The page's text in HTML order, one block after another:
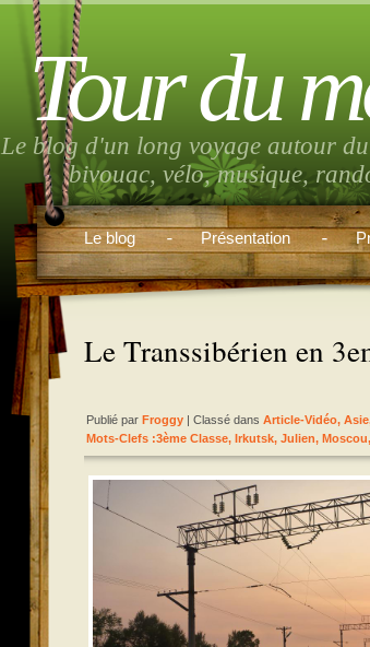
Tour du
Le blog d'un long voyage autour
bivouac, vélo, musique,
Le blog Présentation
Le Transsibérien en
Publié par Froggy | Classé dans Article-Vidéo, Asie
Mots-Clefs :3ème Classe, Irkutsk, Julien, Moscou,